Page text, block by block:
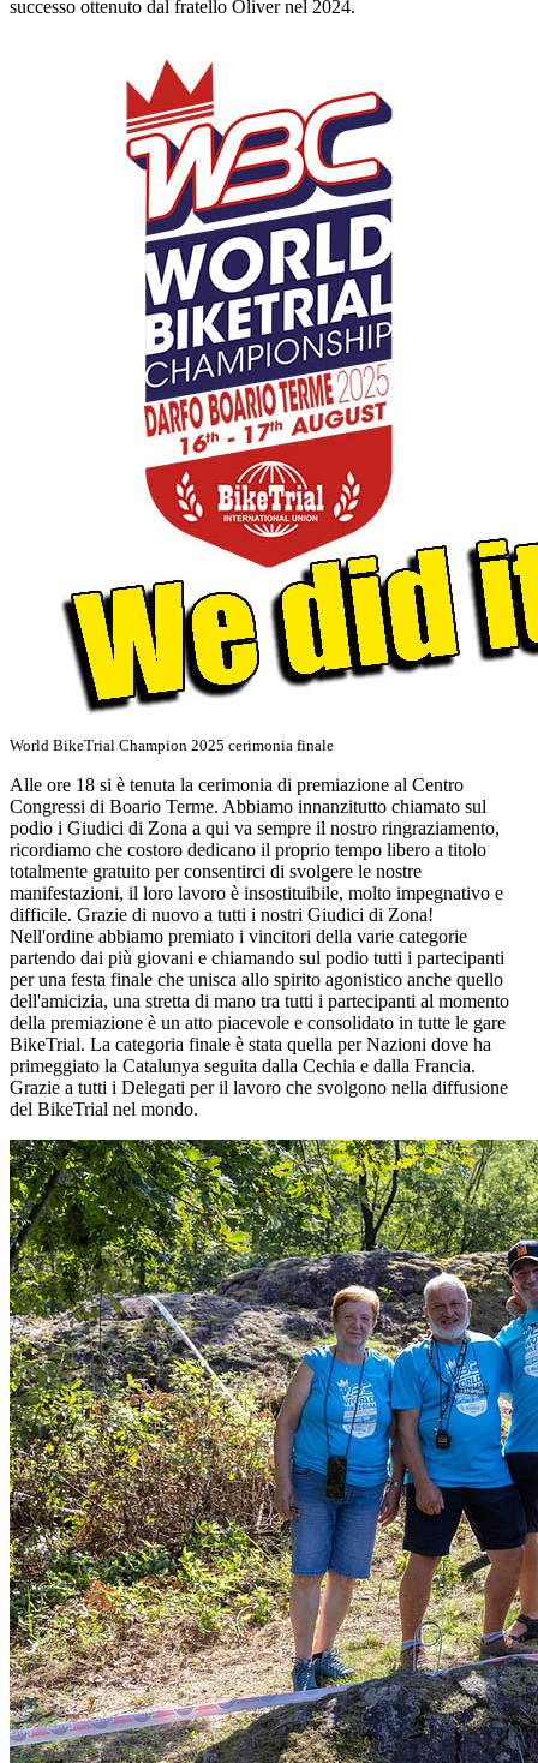
successo ottenuto dal fratello Oliver nel 2024.
World BikeTrial Champion 2025 cerimonia finale
Alle ore 18 si è tenuta la cerimonia di premiazione al Centro
Congressi di Boario Terme. Abbiamo innanzitutto chiamato sul
podio i Giudici di Zona a qui va sempre il nostro ringraziamento,
ricordiamo che costoro dedicano il proprio tempo libero a titolo
totalmente gratuito per consentirci di svolgere le nostre
manifestazioni, il loro lavoro è insostituibile, molto impegnativo e
difficile. Grazie di nuovo a tutti i nostri Giudici di Zona!
Nell'ordine abbiamo premiato i vincitori della varie categorie
partendo dai più giovani e chiamando sul podio tutti i partecipanti
per una festa finale che unisca allo spirito agonistico anche quello
dell'amicizia, una stretta di mano tra tutti i partecipanti al momento
della premiazione è un atto piacevole e consolidato in tutte le gare
BikeTrial. La categoria finale è stata quella per Nazioni dove ha
primeggiato la Catalunya seguita dalla Cechia e dalla Francia.
Grazie a tutti i Delegati per il lavoro che svolgono nella diffusione
del BikeTrial nel mondo.